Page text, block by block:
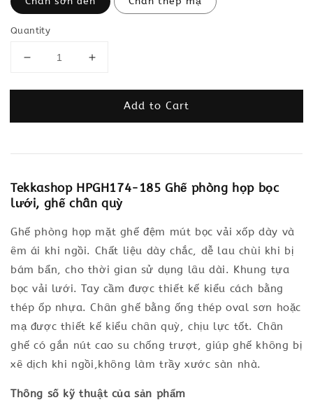
Quantity
Add to Cart
Tekkashop HPGH174-185 Ghế phòng họp bọc
lưới, ghế chân quỳ
Ghế phòng họp mặt ghế đệm mút bọc vải xốp dày và
êm ái khi ngồi. Chất liệu dày chắc, dễ lau chùi khi bị
bám bẩn, cho thời gian sử dụng lâu dài. Khung tựa
bọc vải lưới. Tay cầm được thiết kế kiểu cách bằng
thép ốp nhựa. Chân ghế bằng ống thép oval sơn hoặc
mạ được thiết kế kiểu chân quỳ, chịu lực tốt. Chân
ghế có gắn nút cao su chống trượt, giúp ghế không bị
xê dịch khi ngồi,không làm trầy xước sàn nhà.
Thông số kỹ thuật của sản phẩm